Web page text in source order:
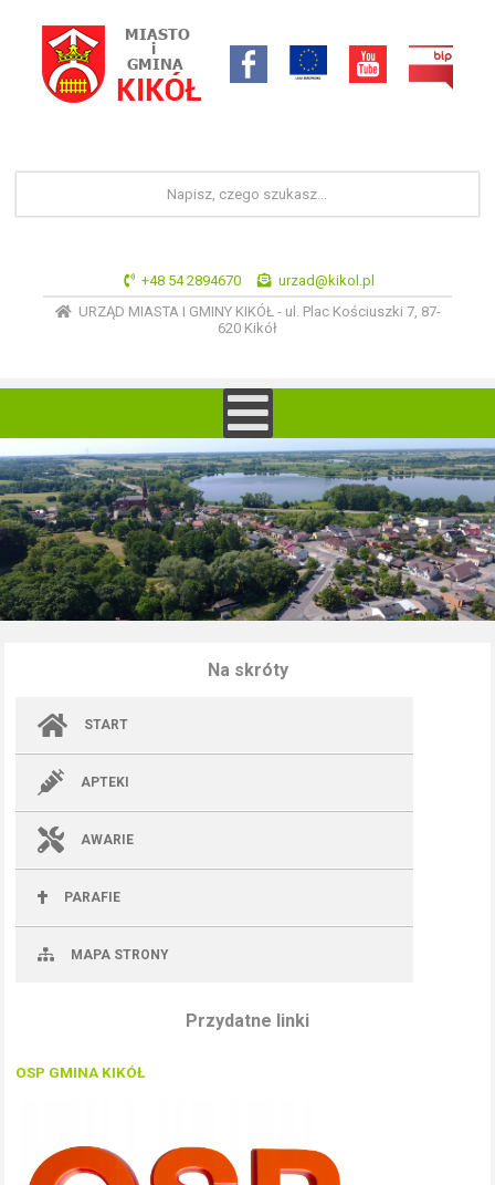
+48 54 2894670
urzad@kikol.pl
URZĄD MIASTA I GMINY KIKÓŁ - ul. Plac Kościuszki 7, 87-
620 Kikół
Na skróty
START
APTEKI
AWARIE
PARAFIE
MAPA STRONY
Przydatne linki
OSP GMINA KIKÓŁ